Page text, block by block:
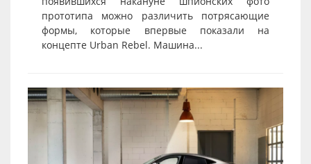
прототипа можно различить потрясающие
формы, которые впервые показали на
концепте Urban Rebel. Машина...